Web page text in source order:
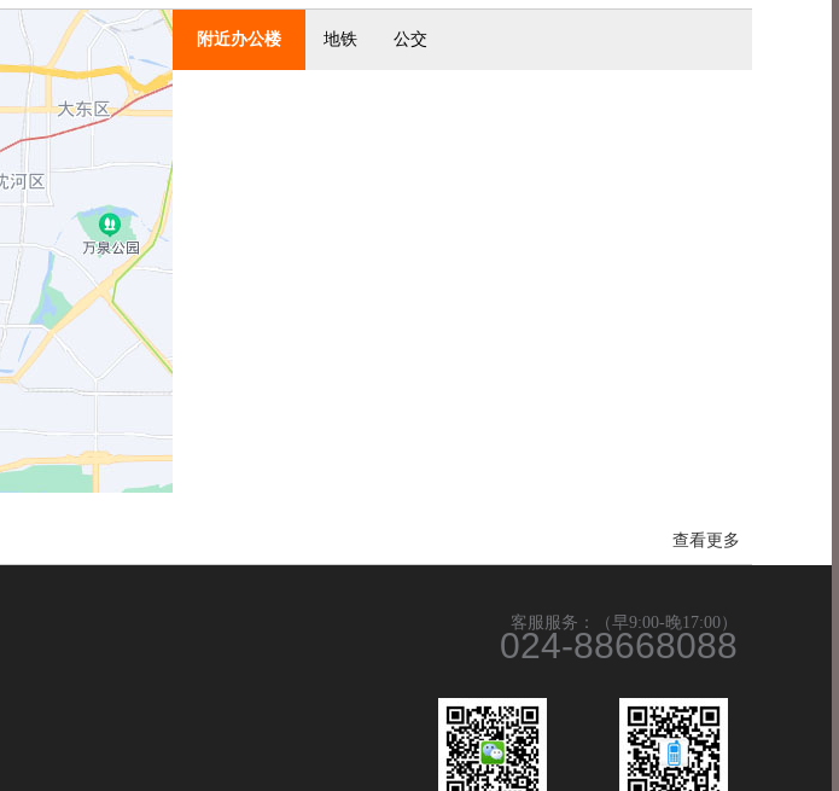
效果图
附近办公楼 地铁 公交
查看更多
客服服务：（早9:00-晚17:00）
024-88668088